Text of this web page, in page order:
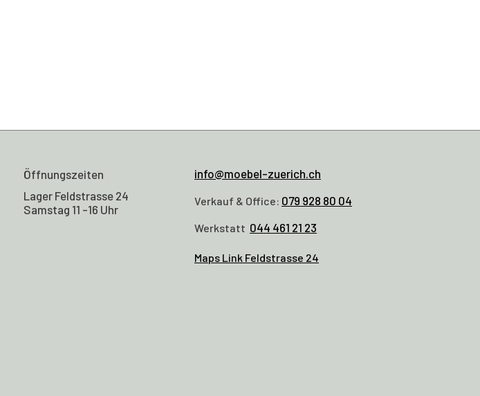
Öffnungszeiten
Lager Feldstrasse 24
Samstag 11 -16 Uhr
info@moebel-zuerich.ch
Verkauf & Office: 079 928 80 04
Werkstatt 044 461 21 23
Maps Link Feldstrasse 24